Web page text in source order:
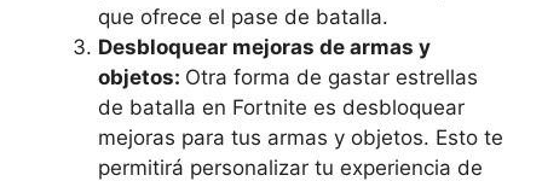
que ofrece el pase de​ batalla.
Desbloquear mejoras de armas y
⁤objetos: Otra ‍forma ‍de⁣ gastar‌ estrellas
de batalla en Fortnite​ es desbloquear
mejoras para tus armas ‌y objetos. Esto te⁤
permitirá personalizar tu experiencia de